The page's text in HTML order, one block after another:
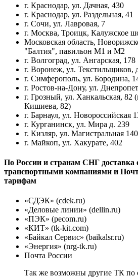
г. Краснодар, ул. Дачная, 430
г. Краснодар, ул. Раздельная, 41
г. Сочи, ул. Лавровая, 7
г. Москва, Троицк, Калужское
Московская область,
"Балтия", павильон М1 и М2
г. Волгоград, ул. Ангарская, 178
г. Воронеж, ул. Текстильщиков,
г. Симферополь, ул. Бородина,
г. Ростов-на-Дону, ул.
г. Грозный, ул. Ханкальская,
Кишиева, 82)
г. Барнаул, ул. Новороссийская
г. Курганинск, ул. Мира д. 239
г. Кизляр, ул. Магистральная
г. Майкоп, ул. Хакурате, 402
По России и странам СНГ доставка
транспортными компаниями и
тарифам
«СДЭК» (cdek.ru)
«Деловые линии» (dellin.ru)
«ПЭК» (pecom.ru)
«КИТ» (tk-kit.com)
«Байкал Сервис» (baikalsr.ru)
«Энергия» (nrg-tk.ru)
Почта России
Так же возможны другие ТК по